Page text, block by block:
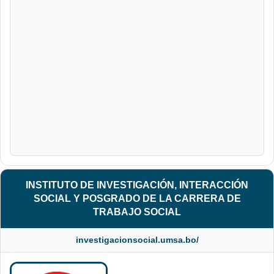
INSTITUTO DE INVESTIGACIÓN, INTERACCIÓN
SOCIAL Y POSGRADO DE LA CARRERA DE
TRABAJO SOCIAL
investigacionsocial.umsa.bo/